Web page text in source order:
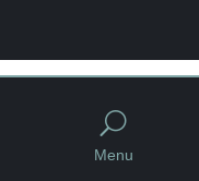
U
Menu